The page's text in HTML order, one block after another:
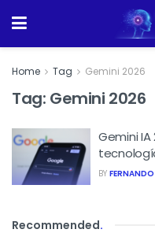
Home Tag Gemini 2026
Tag: Gemini 2026
Gemini IA
BY
Recommended.